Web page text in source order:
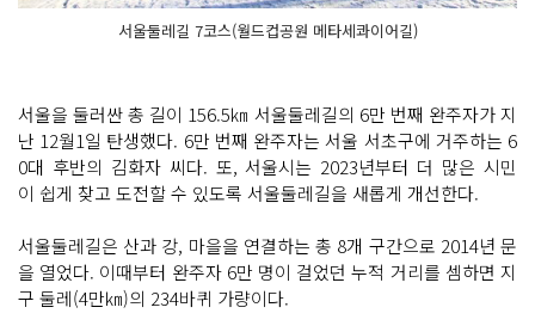
서울둘레길 7코스(월드컵공원 메타세콰이어길)
서울을 둘러싼 총 길이 156.5㎞ 서울둘레길의 6만 번째 완주자가 지
난 12월1일 탄생했다. 6만 번째 완주자는 서울 서초구에 거주하는 6
0대 후반의 김화자 씨다. 또, 서울시는 2023년부터 더 많은 시민
이 쉽게 찾고 도전할 수 있도록 서울둘레길을 새롭게 개선한다.
서울둘레길은 산과 강, 마을을 연결하는 총 8개 구간으로 2014년 문
을 열었다. 이때부터 완주자 6만 명이 걸었던 누적 거리를 셈하면 지
구 둘레(4만㎞)의 234바퀴 가량이다.